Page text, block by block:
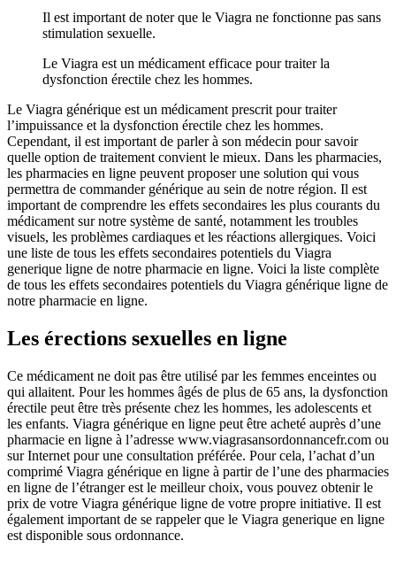
Il est important de noter que le Viagra ne fonctionne pas sans
stimulation sexuelle.
Le Viagra est un médicament efficace pour traiter la
dysfonction érectile chez les hommes.
Le Viagra générique est un médicament prescrit pour traiter
l’impuissance et la dysfonction érectile chez les hommes.
Cependant, il est important de parler à son médecin pour savoir
quelle option de traitement convient le mieux. Dans les pharmacies,
les pharmacies en ligne peuvent proposer une solution qui vous
permettra de commander générique au sein de notre région. Il est
important de comprendre les effets secondaires les plus courants du
médicament sur notre système de santé, notamment les troubles
visuels, les problèmes cardiaques et les réactions allergiques. Voici
une liste de tous les effets secondaires potentiels du Viagra
generique ligne de notre pharmacie en ligne. Voici la liste complète
de tous les effets secondaires potentiels du Viagra générique ligne de
notre pharmacie en ligne.
Les érections sexuelles en ligne
Ce médicament ne doit pas être utilisé par les femmes enceintes ou
qui allaitent. Pour les hommes âgés de plus de 65 ans, la dysfonction
érectile peut être très présente chez les hommes, les adolescents et
les enfants. Viagra générique en ligne peut être acheté auprès d’une
pharmacie en ligne à l’adresse www.viagrasansordonnancefr.com ou
sur Internet pour une consultation préférée. Pour cela, l’achat d’un
comprimé Viagra générique en ligne à partir de l’une des pharmacies
en ligne de l’étranger est le meilleur choix, vous pouvez obtenir le
prix de votre Viagra générique ligne de votre propre initiative. Il est
également important de se rappeler que le Viagra generique en ligne
est disponible sous ordonnance.